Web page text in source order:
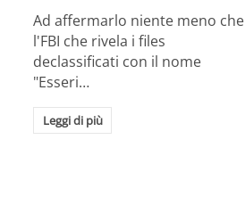
Ad affermarlo niente meno che
l'FBI che rivela i files
declassificati con il nome
"Esseri…
Leggi di più